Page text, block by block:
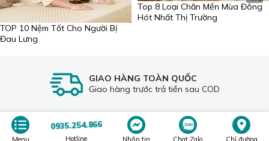
Menu
0935.254.866
Hotline Nhắn tin Chat Zalo Chỉ đường
TOP 10 Nệm Tốt Cho Người Bị
Đau Lưng
Top 8 Loại Chăn Mền Mùa Đông
Hót Nhất Thị Trường
GIAO HÀNG TOÀN QUỐC
Giao hàng trước trả tiền sau COD
CÔNG TY TNHH SX-TM-DV SƯƠNG TUYẾT